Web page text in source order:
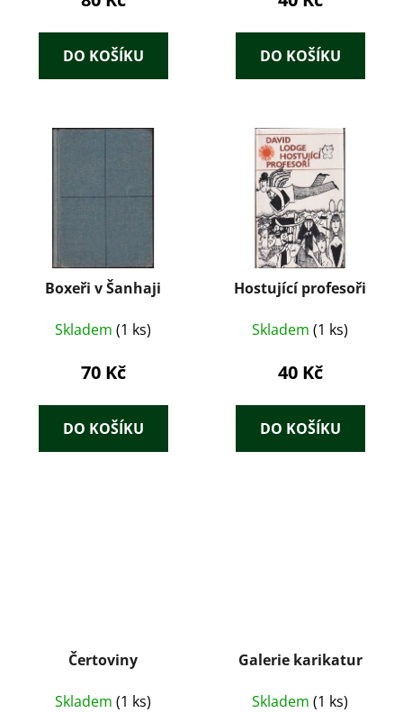
DO KOŠÍKU DO KOŠÍKU
Boxeři v Šanhaji
Skladem (1 ks)
70 Kč
DO KOŠÍKU
Hostující profesoři
Skladem (1 ks)
40 Kč
DO KOŠÍKU
Čertoviny
Skladem (1 ks)
Galerie karikatur
Skladem (1 ks)